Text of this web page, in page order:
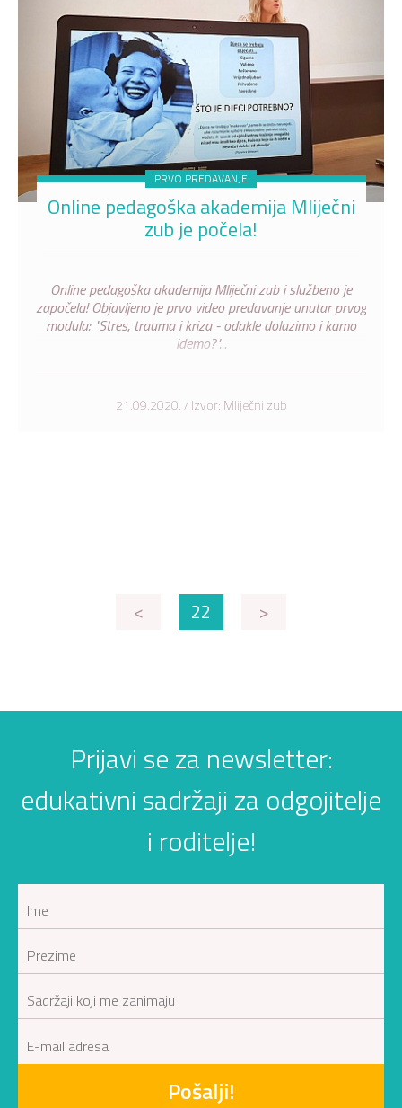
PRVO PREDAVANJE
Online pedagoška akademija Mliječni
zub je počela!
Online pedagoška akademija Mliječni zub i službeno je
započela! Objavljeno je prvo video predavanje unutar prvog
modula: "Stres, trauma i kriza - odakle dolazimo i kamo
idemo?"...
21.09.2020. / Izvor: Mliječni zub
< 22 >
Prijavi se za newsletter:
edukativni sadržaji za odgojitelje
i roditelje!
Pošalji!